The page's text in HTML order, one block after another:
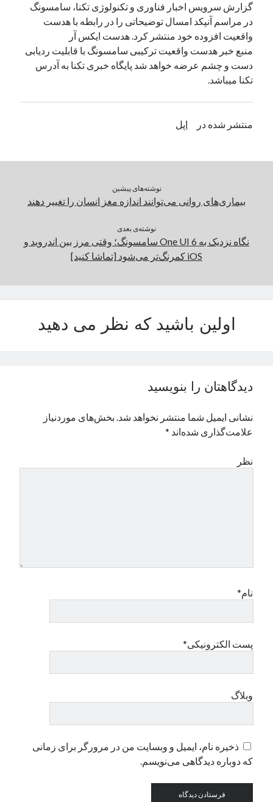
دسته‌ها
اپل
گزارش سرویس اخبار فناوری و تکنولوژی تکنا، سامسونگ
در مراسم آنپکد امسال توضیحاتی را در رابطه با هدست
واقعیت افزوده خود منتشر کرد. هدست ایکس آر
منبع خبر هدست واقعیت ترکیبی سامسونگ با قابلیت ردیابی
دست و چشم عرضه خواهد شد پایگاه خبری تکنا به آدرس
تکنا میباشد.
منتشر شده در اپل
نوشته‌های پیشین
بیماری‌های روانی می‌توانند اندازه مغز انسان را تغییر دهند
نوشته‌ی بعدی
نگاه نزدیک به One UI 6 سامسونگ؛ وقتی مرز بین اندروید و
iOS کمرنگ‌تر می‌شود [تماشا کنید]
اولین باشید که نظر می دهید
دیدگاهتان را بنویسید
نشانی ایمیل شما منتشر نخواهد شد. بخش‌های موردنیاز
علامت‌گذاری شده‌اند *
نظر
نام*
پست الکترونیکی*
وبلاگ
ذخیره نام، ایمیل و وبسایت من در مرورگر برای زمانی
که دوباره دیدگاهی می‌نویسم.